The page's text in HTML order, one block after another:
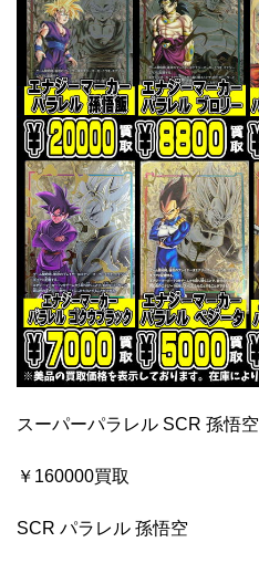
スーパーパラレル SCR 孫悟空
￥160000買取
SCR パラレル 孫悟空